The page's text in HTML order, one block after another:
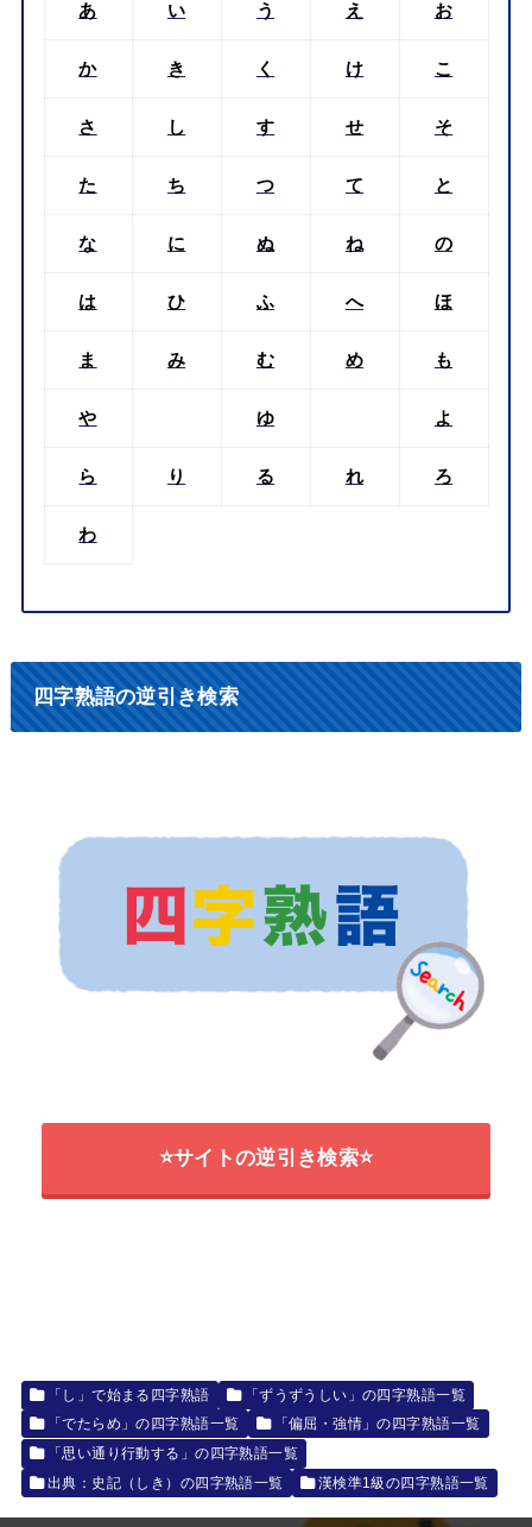
あ い う え お
か き く け こ
さ し す せ そ
た ち つ て と
な に ぬ ね の
は ひ ふ へ ほ
ま み む め も
や ゆ よ
ら り る れ ろ
わ
四字熟語の逆引き検索
⭐サイトの逆引き検索⭐
「し」で始まる四字熟語
「ずうずうしい」の四字熟語一覧
「でたらめ」の四字熟語一覧
「偏屈・強情」の四字熟語一覧
「思い通り行動する」の四字熟語一覧
出典：史記（しき）の四字熟語一覧
漢検準1級の四字熟語一覧